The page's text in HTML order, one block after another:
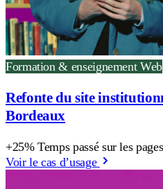
Formation & enseignement Web
Refonte du site
Bordeaux
+25% Temps passé sur les
Voir le cas d’usage